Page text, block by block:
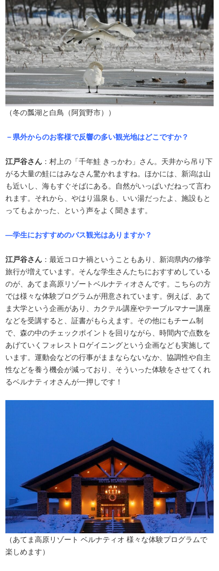
（冬の瓢湖と白鳥（阿賀野市））
－県外からのお客様で反響の多い観光地はどこですか？
江戸谷さん ：村上の「千年鮭 きっかわ」さん。天井から吊り下
がる大量の鮭にはみなさん驚かれますね。ほかには、新潟は山
も近いし、海もすぐそばにある。自然がいっぱいだねって言わ
れます。それから、やはり温泉も、いい湯だったよ、施設もと
ってもよかった、という声をよく聞きます。
―学生におすすめのバス観光はありますか？
江戸谷さん ：最近コロナ禍ということもあり、新潟県内の修学
旅行が増えています。そんな学生さんたちにおすすめしている
のが、あてま高原リゾートベルナティオさんです。こちらの方
では様々な体験プログラムが用意されています。例えば、あて
ま大学という企画があり、カクテル講座やテーブルマナー講座
などを受講すると、証書がもらえます。その他にもチーム制
で、森の中のチェックポイントを回りながら、時間内で点数を
あげていくフォレストロゲイニングという企画なども実施して
います。運動会などの行事がままならないなか、協調性や自主
性などを養う機会が減っており、そういった体験をさせてくれ
るベルナティオさんが一押しです！
（あてま高原リゾート ベルナティオ 様々な体験プログラムで
楽しめます）